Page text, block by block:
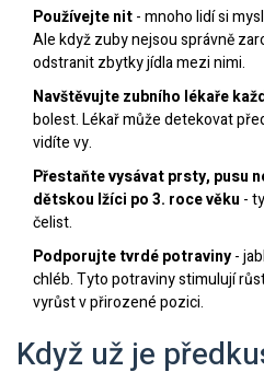
Používejte nit- mnoho lidí si
Ale když zuby nejsou správně
odstranit zbytky jídla mezi nimi.
Navštěvujte zubního lékaře
bolest. Lékař může detekovat
vidíte vy.
Přestaňte vysávat prsty, pusu
dětskou lžíci po 3. roce věku -
čelist.
Podporujte tvrdé potraviny-
chléb. Tyto potraviny stimulují
vyrůst v přirozené pozici.
Když už je